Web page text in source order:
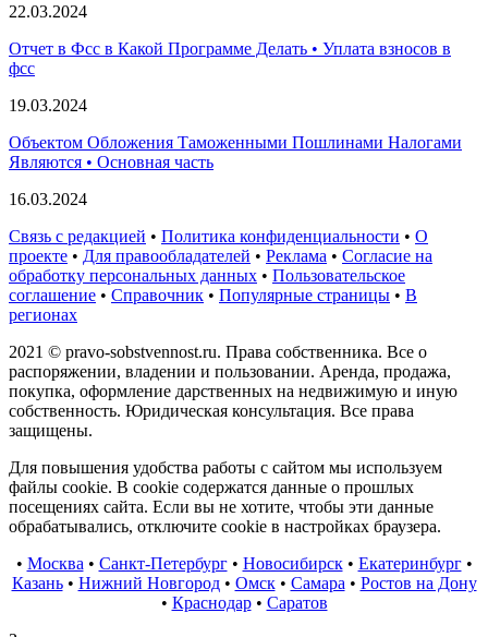
22.03.2024
Отчет в Фсс в Какой Программе Делать • Уплата взносов в
фсс
19.03.2024
Объектом Обложения Таможенными Пошлинами Налогами
Являются • Основная часть
16.03.2024
Связь с редакцией • Политика конфиденциальности • О
проекте • Для правообладателей • Реклама • Согласие на
обработку персональных данных • Пользовательское
соглашение • Справочник • Популярные страницы • В
регионах
2021 © pravo-sobstvennost.ru. Права собственника. Все о
распоряжении, владении и пользовании. Аренда, продажа,
покупка, оформление дарственных на недвижимую и иную
собственность. Юридическая консультация. Все права
защищены.
Для повышения удобства работы с сайтом мы используем
файлы cookie. В cookie содержатся данные о прошлых
посещениях сайта. Если вы не хотите, чтобы эти данные
обрабатывались, отключите cookie в настройках браузера.
• Москва • Санкт-Петербург• Новосибирск• Екатеринбург•
Казань• Нижний Новгород• Омск• Самара • Ростов на Дону
• Краснодар• Саратов